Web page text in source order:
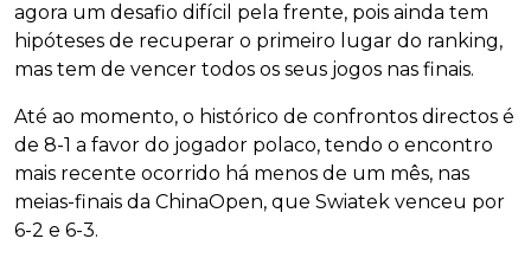
agora um desafio difícil pela frente, pois ainda tem
hipóteses de recuperar o primeiro lugar do ranking,
mas tem de vencer todos os seus jogos nas finais.
Até ao momento, o histórico de confrontos directos é
de 8-1 a favor do jogador polaco, tendo o encontro
mais recente ocorrido há menos de um mês, nas
meias-finais da ChinaOpen, que Swiatek venceu por
6-2 e 6-3.